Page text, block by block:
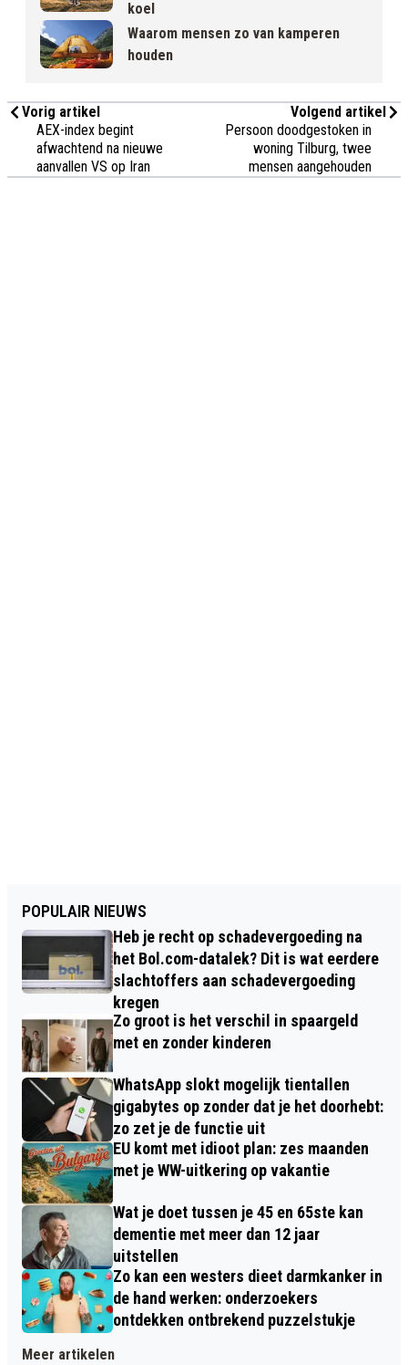
koel
Waarom mensen zo van kamperen
houden
Vorig artikel
AEX-index begint
afwachtend na nieuwe
aanvallen VS op Iran
Volgend artikel
Persoon doodgestoken in
woning Tilburg, twee
mensen aangehouden
POPULAIR NIEUWS
Heb je recht op schadevergoeding na
het Bol.com-datalek? Dit is wat eerdere
slachtoffers aan schadevergoeding
kregen
Zo groot is het verschil in spaargeld
met en zonder kinderen
WhatsApp slokt mogelijk tientallen
gigabytes op zonder dat je het doorhebt:
zo zet je de functie uit
EU komt met idioot plan: zes maanden
met je WW-uitkering op vakantie
Wat je doet tussen je 45 en 65ste kan
dementie met meer dan 12 jaar
uitstellen
Zo kan een westers dieet darmkanker in
de hand werken: onderzoekers
ontdekken ontbrekend puzzelstukje
Meer artikelen